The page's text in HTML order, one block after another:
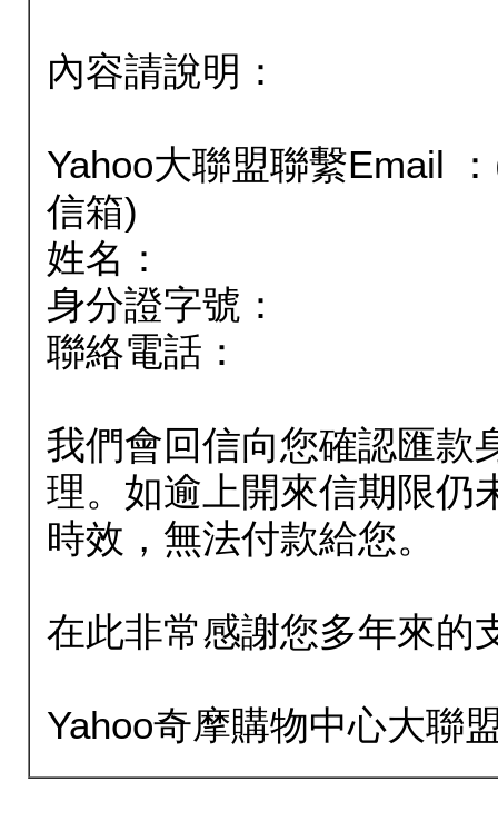
內容請說明：
Yahoo大聯盟聯繫Email
信箱)
姓名：
身分證字號：
聯絡電話：
我們會回信向您確認匯款
理。如逾上開來信期限仍
時效，無法付款給您。
在此非常感謝您多年來的
Yahoo奇摩購物中心大